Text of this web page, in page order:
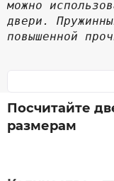
можно
двери.
повышенной
Посчитайте
размерам